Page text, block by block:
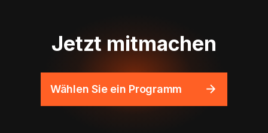
Jetzt mitmachen
Wählen Sie ein Programm